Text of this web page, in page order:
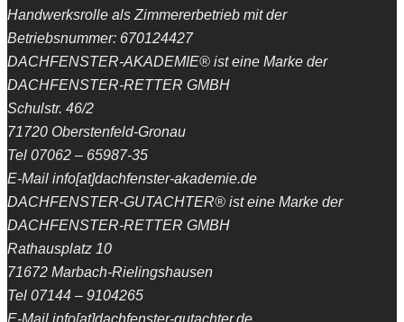
Handwerksrolle als Zimmererbetrieb mit der
Betriebsnummer: 670124427
DACHFENSTER-AKADEMIE® ist eine Marke der
DACHFENSTER-RETTER GMBH
Schulstr. 46/2
71720 Oberstenfeld-Gronau
Tel 07062 – 65987-35
E-Mail info[at]dachfenster-akademie.de
DACHFENSTER-GUTACHTER® ist eine Marke der
DACHFENSTER-RETTER GMBH
Rathausplatz 10
71672 Marbach-Rielingshausen
Tel 07144 – 9104265
E-Mail info[at]dachfenster-gutachter.de